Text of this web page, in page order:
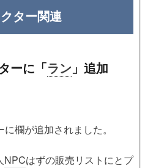
ター関連
ーに「ラン 」追加
欄が追加されました。
NPCはずの販売リストにとプ